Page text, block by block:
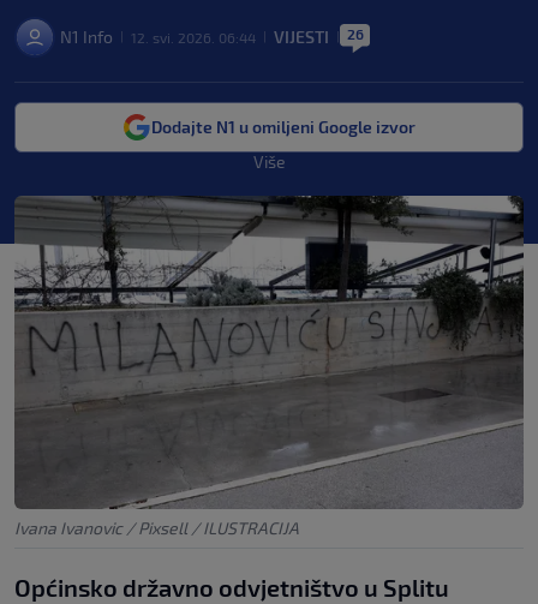
N1 Info 12. svi. 2026. 06:44 VIJESTI 26
Dodajte N1 u omiljeni Google izvor
Više
Ivana Ivanovic / Pixsell / ILUSTRACIJA
Općinsko državno odvjetništvo u Splitu